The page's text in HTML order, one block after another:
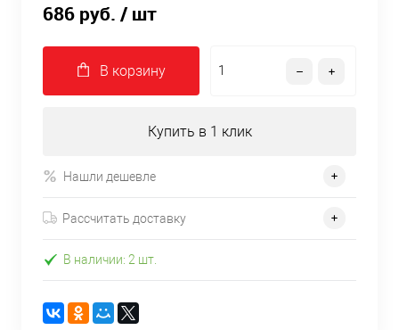
686 руб. / шт
В корзину
Купить в 1 клик
Нашли дешевле
Рассчитать доставку
В наличии: 2 шт.